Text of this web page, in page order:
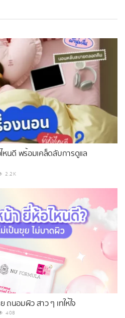
หนดี พร้อมเคล็ดลับการดูแล
2.2K
ถนอมผิว สาว ๆ เทให้ใจ
408